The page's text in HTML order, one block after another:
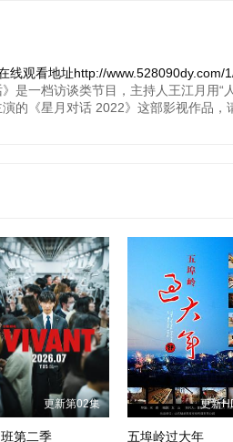
线观看地址http://www.528090dy.com/
是一档访谈类节目，主持人王江月用
的《星月对话 2022》这部影视作品
更新第02集
第二季
更新
五埠岭过大年